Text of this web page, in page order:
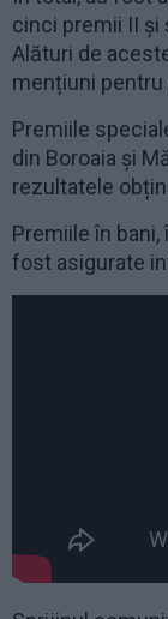
cinci premii II și
Alături de
mențiuni
Premiile
din Boroaia și
rezultatele
Premiile în bani,
fost asigurate